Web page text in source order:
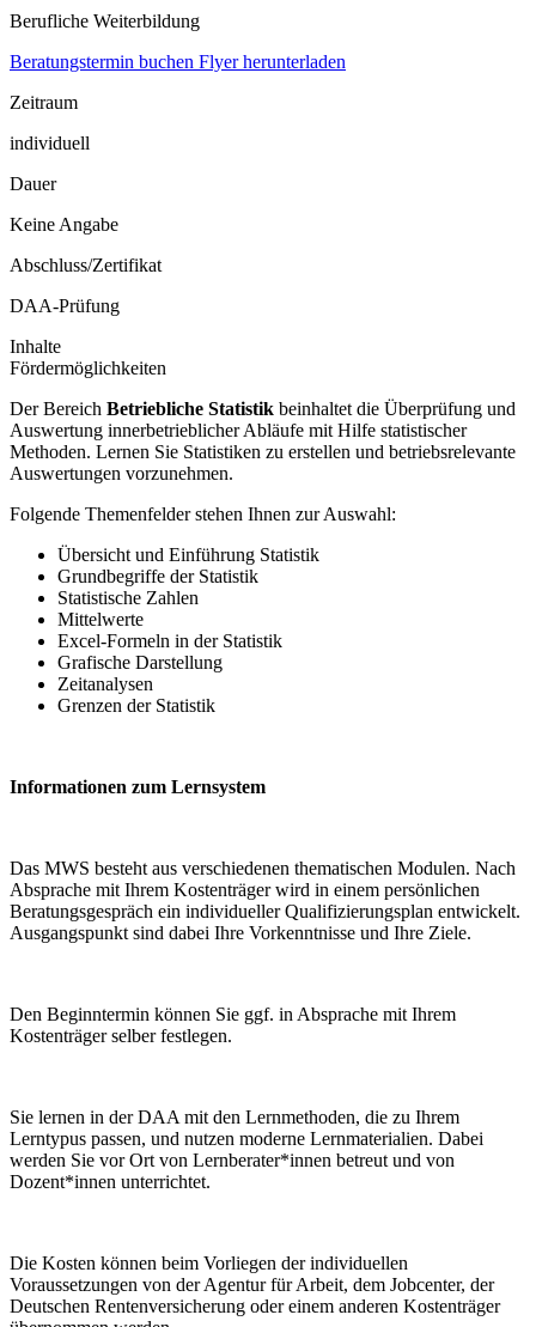
Berufliche Weiterbildung
Beratungstermin buchen Flyer herunterladen
Zeitraum
individuell
Dauer
Keine Angabe
Abschluss/Zertifikat
DAA-Prüfung
Inhalte
Fördermöglichkeiten
Der Bereich Betriebliche Statistik beinhaltet die Überprüfung und
Auswertung innerbetrieblicher Abläufe mit Hilfe statistischer
Methoden. Lernen Sie Statistiken zu erstellen und betriebsrelevante
Auswertungen vorzunehmen.
Folgende Themenfelder stehen Ihnen zur Auswahl:
Übersicht und Einführung Statistik
Grundbegriffe der Statistik
Statistische Zahlen
Mittelwerte
Excel-Formeln in der Statistik
Grafische Darstellung
Zeitanalysen
Grenzen der Statistik
Informationen zum Lernsystem
Das MWS besteht aus verschiedenen thematischen Modulen. Nach
Absprache mit Ihrem Kostenträger wird in einem persönlichen
Beratungsgespräch ein individueller Qualifizierungsplan entwickelt.
Ausgangspunkt sind dabei Ihre Vorkenntnisse und Ihre Ziele.
Den Beginntermin können Sie ggf. in Absprache mit Ihrem
Kostenträger selber festlegen.
Sie lernen in der DAA mit den Lernmethoden, die zu Ihrem
Lerntypus passen, und nutzen moderne Lernmaterialien. Dabei
werden Sie vor Ort von Lernberater*innen betreut und von
Dozent*innen unterrichtet.
Die Kosten können beim Vorliegen der individuellen
Voraussetzungen von der Agentur für Arbeit, dem Jobcenter, der
Deutschen Rentenversicherung oder einem anderen Kostenträger